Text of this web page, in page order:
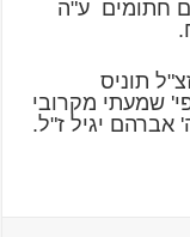
1881) אחרים חתומים ע"ה
תוניס
או פי' שמעתי מקרובי
אברהם יגיל ז"ל.